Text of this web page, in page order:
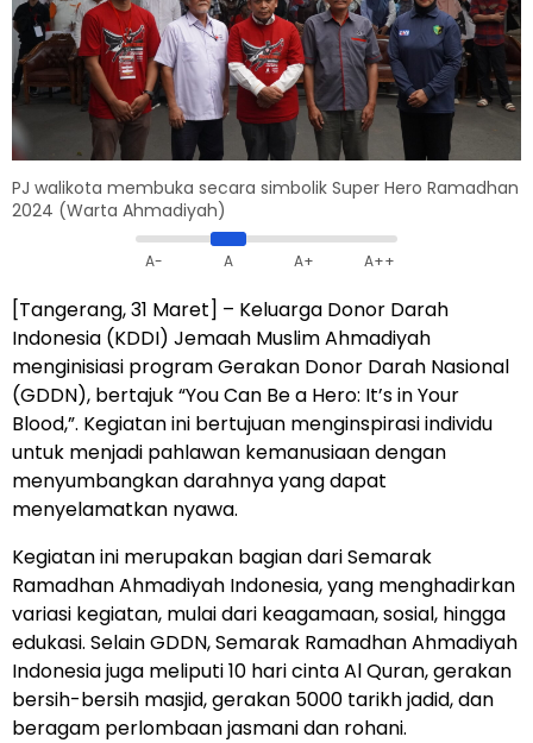
PJ walikota membuka secara simbolik Super Hero Ramadhan
2024 (Warta Ahmadiyah)
A- A A+ A++
[Tangerang, 31 Maret] – Keluarga Donor Darah
Indonesia (KDDI) Jemaah Muslim Ahmadiyah
menginisiasi program Gerakan Donor Darah Nasional
(GDDN), bertajuk “You Can Be a Hero: It’s in Your
Blood,”. Kegiatan ini bertujuan menginspirasi individu
untuk menjadi pahlawan kemanusiaan dengan
menyumbangkan darahnya yang dapat
menyelamatkan nyawa.
Kegiatan ini merupakan bagian dari Semarak
Ramadhan Ahmadiyah Indonesia, yang menghadirkan
variasi kegiatan, mulai dari keagamaan, sosial, hingga
edukasi. Selain GDDN, Semarak Ramadhan Ahmadiyah
Indonesia juga meliputi 10 hari cinta Al Quran, gerakan
bersih-bersih masjid, gerakan 5000 tarikh jadid, dan
beragam perlombaan jasmani dan rohani.